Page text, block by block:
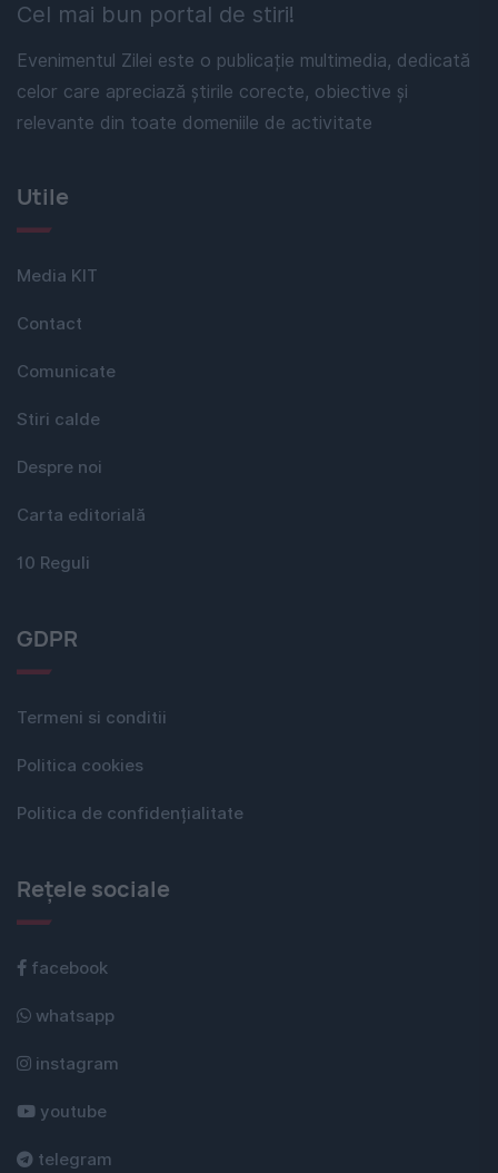
Cel mai bun portal de stiri!
Evenimentul Zilei este o publicație multimedia, dedicată
celor care apreciază știrile corecte, obiective și
relevante din toate domeniile de activitate
Utile
Media KIT
Contact
Comunicate
Stiri calde
Despre noi
Carta editorială
10 Reguli
GDPR
Termeni si conditii
Politica cookies
Politica de confidențialitate
Rețele sociale
facebook
whatsapp
instagram
youtube
telegram